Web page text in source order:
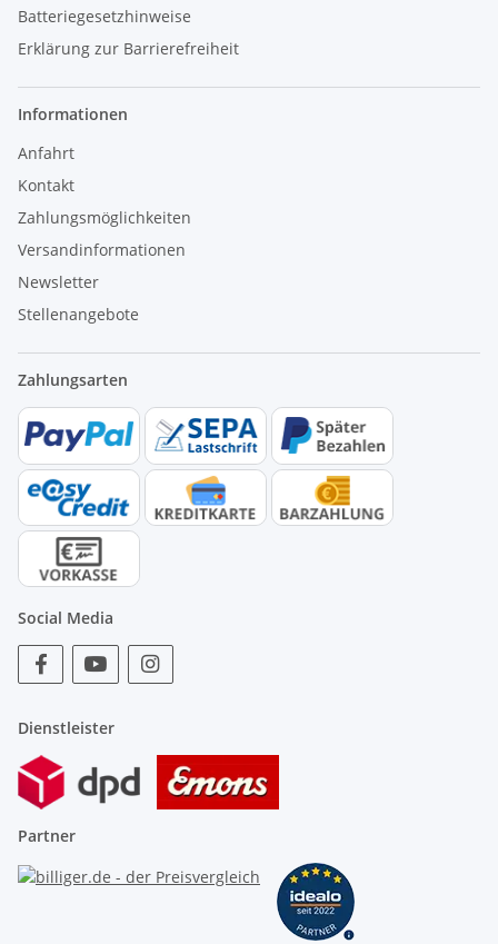
Batteriegesetzhinweise
Erklärung zur Barrierefreiheit
Informationen
Anfahrt
Kontakt
Zahlungsmöglichkeiten
Versandinformationen
Newsletter
Stellenangebote
Zahlungsarten
Social Media
Dienstleister
Partner